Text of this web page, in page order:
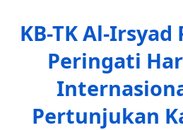
KB-TK Al-
Peringati
Pertunjukan